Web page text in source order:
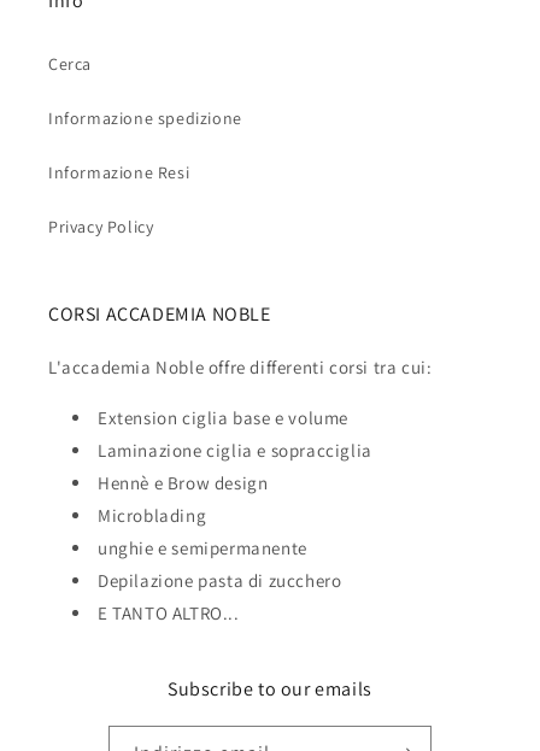
Cerca
Informazione spedizione
Informazione Resi
Privacy Policy
CORSI ACCADEMIA NOBLE
L'accademia Noble offre differenti corsi tra cui:
Extension ciglia base e volume
Laminazione ciglia e sopracciglia
Hennè e Brow design
Microblading
unghie e semipermanente
Depilazione pasta di zucchero
E TANTO ALTRO...
Subscribe to our emails